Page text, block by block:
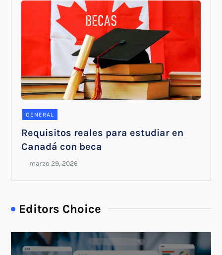
GENERAL
Requisitos reales para estudiar en
Canadá con beca
Editors Choice